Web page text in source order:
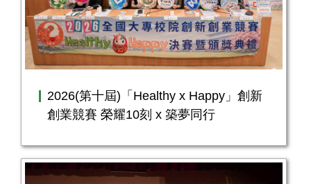
2026(第十屆)「Healthy x Happy」創新
創業競賽 榮耀10刻 x 築夢同行